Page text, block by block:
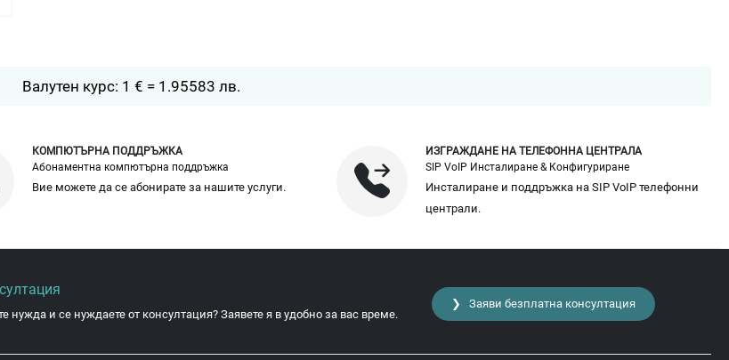
Валутен курс: 1 € = 1.95583 лв.
КОМПЮТЪРНА ПОДДРЪЖКА
Абонаментна компютърна поддръжка
Вие можете да се абонирате за нашите услуги.
ИЗГРАЖДАНЕ НА ТЕЛЕФОННА ЦЕНТРАЛА
SIP VoIP Инсталиране & Конфигуриране
Инсталиране и поддръжка на SIP VoIP телефонни
централи.
нужда и се нуждаете от консултация? Заявете я в удобно за вас време.
❯ Заяви безплатна консултация